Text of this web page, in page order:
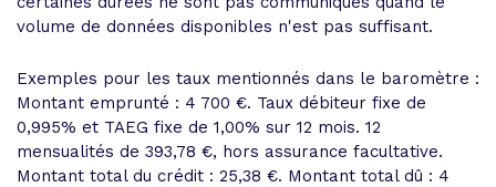
volume de données disponibles n'est pas suffisant.
Exemples pour les taux mentionnés dans le baromètre :
Montant emprunté : 4 700 €. Taux débiteur fixe de
0,995% et TAEG fixe de 1,00% sur 12 mois. 12
mensualités de 393,78 €, hors assurance facultative.
Montant total du crédit : 25,38 €. Montant total dû : 4